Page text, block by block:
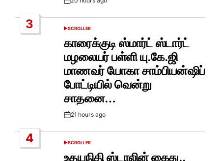
Post
3
POSTED
SCROLLER
காரைக்குடி ஸ்மார்ட் ஸ்டார்ட்
மழலையர் பள்ளி யு.கே.ஜி
மாணவர் யோகா சாம்பியன்ஷிப்
போட்டியில் வென்று
சாதனை…
Post21 hours ago
4
POSTED
SCROLLER
உதயநிதி ஸ்டாலின் கைது..